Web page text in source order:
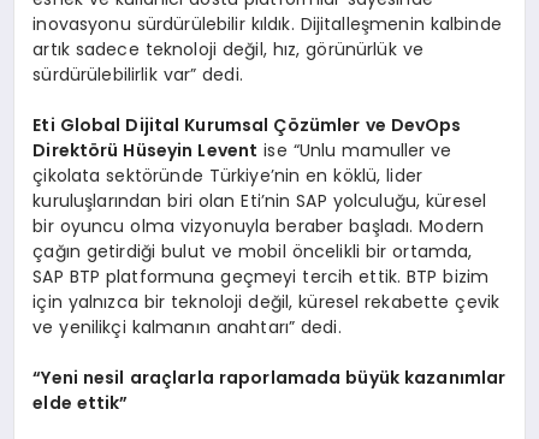
inovasyonu sürdürülebilir kıldık. Dijitalleşmenin kalbinde
artık sadece teknoloji değil, hız, görünürlük ve
sürdürülebilirlik var” dedi.
Eti Global Dijital Kurumsal Çözümler ve DevOps
Direktörü Hüseyin Levent ise “Unlu mamuller ve
çikolata sektöründe Türkiye’nin en köklü, lider
kuruluşlarından biri olan Eti’nin SAP yolculuğu, küresel
bir oyuncu olma vizyonuyla beraber başladı. Modern
çağın getirdiği bulut ve mobil öncelikli bir ortamda,
SAP BTP platformuna geçmeyi tercih ettik. BTP bizim
için yalnızca bir teknoloji değil, küresel rekabette çevik
ve yenilikçi kalmanın anahtarı” dedi.
“Yeni nesil araçlarla raporlamada büyük kazanımlar
elde ettik”